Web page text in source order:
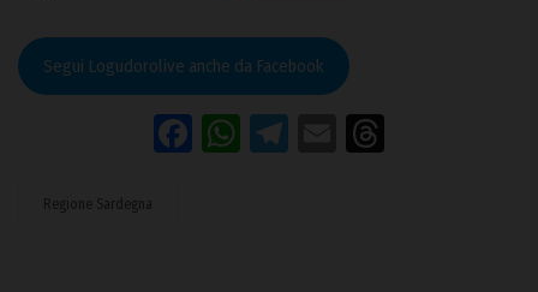
Segui Logudorolive anche da Facebook
Facebook
WhatsApp
Telegram
Email
Regione Sardegna